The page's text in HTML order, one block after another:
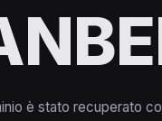
è stato recuperato